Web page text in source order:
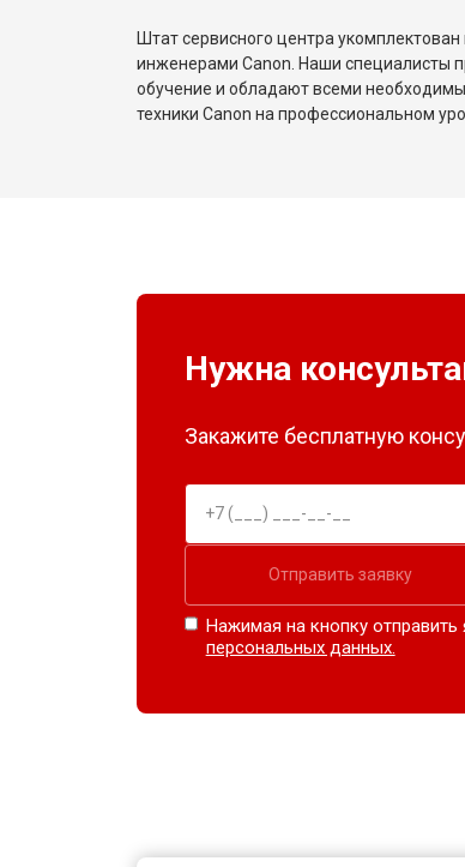
Штат сервисного центра
инженерами Canon. Наши специалисты
обучение и обладают всеми
техники Canon на профессиональном
Нужна
Закажите бесплатную
Отправить заявку
Нажимая на кнопку
персональных данных.